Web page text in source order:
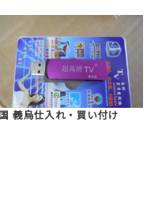
義烏仕入れ・買い付け